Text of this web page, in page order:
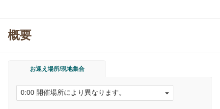
概要
お迎え場所/現地集合